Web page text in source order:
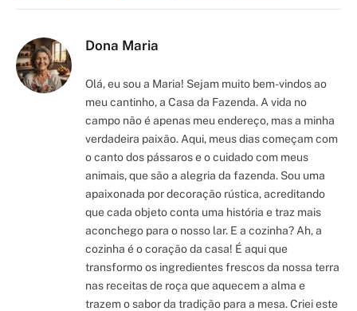
Dona Maria
Olá, eu sou a Maria! Sejam muito bem-vindos ao
meu cantinho, a Casa da Fazenda. A vida no
campo não é apenas meu endereço, mas a minha
verdadeira paixão. Aqui, meus dias começam com
o canto dos pássaros e o cuidado com meus
animais, que são a alegria da fazenda. Sou uma
apaixonada por decoração rústica, acreditando
que cada objeto conta uma história e traz mais
aconchego para o nosso lar. E a cozinha? Ah, a
cozinha é o coração da casa! É aqui que
transformo os ingredientes frescos da nossa terra
nas receitas de roça que aquecem a alma e
trazem o sabor da tradição para a mesa. Criei este